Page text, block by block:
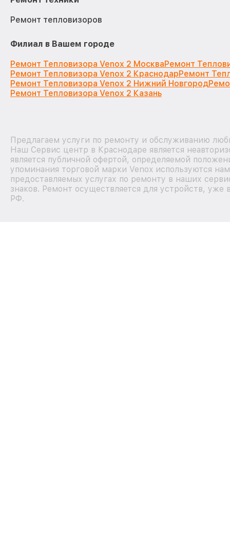
Ремонт тепловизоров
Филиал в Вашем городе
Ремонт Тепловизора Venox 2 МоскваРемонт
Ремонт Тепловизора Venox 2 КраснодарРемонт
Ремонт Тепловизора Venox 2 Нижний Новгород
Ремонт Тепловизора Venox 2 Казань
Предлагаем услуги по ремонту и обслуживанию
Наш Сервис центр в Краснодаре является
является публичной офертой, определяемой
упоминания торговой марки Venox используются
предоставляемых услугах по ремонту в наших
знаков. Ремонт осуществляется для устройств,
РФ.